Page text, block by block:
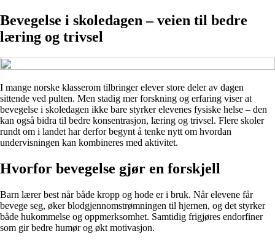
Bevegelse i skoledagen – veien til bedre
læring og trivsel
I mange norske klasserom tilbringer elever store deler av dagen
sittende ved pulten. Men stadig mer forskning og erfaring viser at
bevegelse i skoledagen ikke bare styrker elevenes fysiske helse – den
kan også bidra til bedre konsentrasjon, læring og trivsel. Flere skoler
rundt om i landet har derfor begynt å tenke nytt om hvordan
undervisningen kan kombineres med aktivitet.
Hvorfor bevegelse gjør en forskjell
Barn lærer best når både kropp og hode er i bruk. Når elevene får
bevege seg, øker blodgjennomstrømningen til hjernen, og det styrker
både hukommelse og oppmerksomhet. Samtidig frigjøres endorfiner
som gir bedre humør og økt motivasjon.